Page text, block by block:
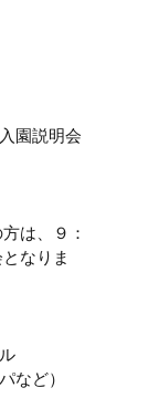
園説明会
なりま
など）